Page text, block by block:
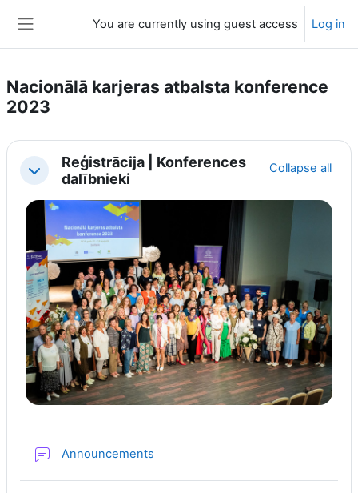
You are currently using guest access Log in
Nacionālā karjeras atbalsta konference
2023
Section outline
Collapse
Reģistrācija | Konferences
dalībnieki
Collapse all
Announcements